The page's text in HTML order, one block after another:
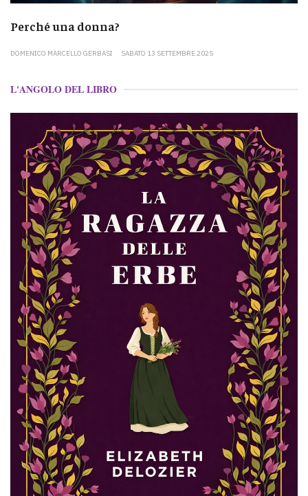
Perché una donna?
DOMENICO MARCELLO GERBASI SABATO 13 SETTEMBRE 2025
L'ANGOLO DEL LIBRO